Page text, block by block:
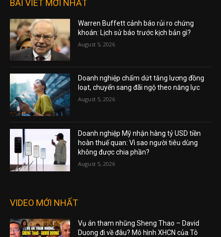
BÀI VIẾT MỚI NHẤT
Warren Buffett cảnh báo rủi ro chứng
khoán: Lịch sử báo trước kịch bản gì?
August 5, 2026
Doanh nghiệp chấm dứt tăng lương đồng
loạt, chuyển sang đãi ngộ theo năng lực
August 5, 2026
Doanh nghiệp Mỹ nhận hàng tỷ USD tiền
hoàn thuế quan: Vì sao người tiêu dùng
không được chia phần?
August 5, 2026
VIDEO MỚI NHẤT
Vụ án tham nhũng Sheng Thao – David
Duong đi về đâu? Mô hình XHCN của Tô